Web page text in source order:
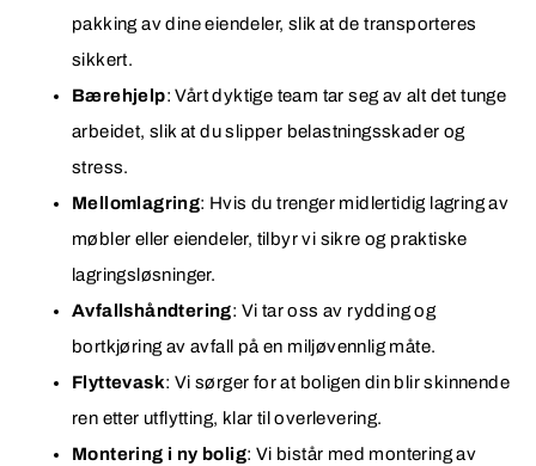
pakking av dine eiendeler, slik at de transporteres
sikkert.
Bærehjelp: Vårt dyktige team tar seg av alt det tunge
arbeidet, slik at du slipper belastningsskader og
stress.
Mellomlagring: Hvis du trenger midlertidig lagring av
møbler eller eiendeler, tilbyr vi sikre og praktiske
lagringsløsninger.
Avfallshåndtering: Vi tar oss av rydding og
bortkjøring av avfall på en miljøvennlig måte.
Flyttevask: Vi sørger for at boligen din blir skinnende
ren etter utflytting, klar til overlevering.
Montering i ny bolig: Vi bistår med montering av